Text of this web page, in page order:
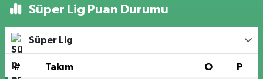
Süper Lig Puan Durumu
Süper Lig
# Takım O P